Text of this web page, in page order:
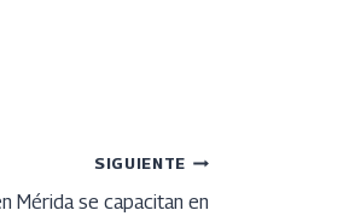
SIGUIENTE
Mérida se capacitan en